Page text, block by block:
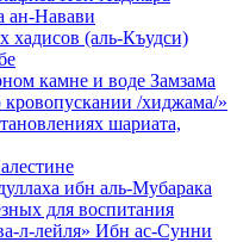
ан-Навави
(аль-Къудси)
камне и воде Замзама
кровопускании /хиджама/»
шариата,
ибн аль-Мубарака
для воспитания
л-лейля» Ибн ас-Сунни